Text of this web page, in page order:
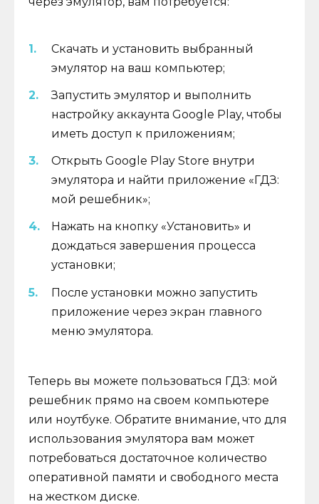
Скачать и установить выбранный
эмулятор на ваш компьютер;
Запустить эмулятор и выполнить
настройку аккаунта Google Play, чтобы
иметь доступ к приложениям;
Открыть Google Play Store внутри
эмулятора и найти приложение «ГДЗ:
мой решебник»;
Нажать на кнопку «Установить» и
дождаться завершения процесса
установки;
После установки можно запустить
приложение через экран главного
меню эмулятора.
Теперь вы можете пользоваться ГДЗ: мой
решебник прямо на своем компьютере
или ноутбуке. Обратите внимание, что для
использования эмулятора вам может
потребоваться достаточное количество
оперативной памяти и свободного места
на жестком диске.